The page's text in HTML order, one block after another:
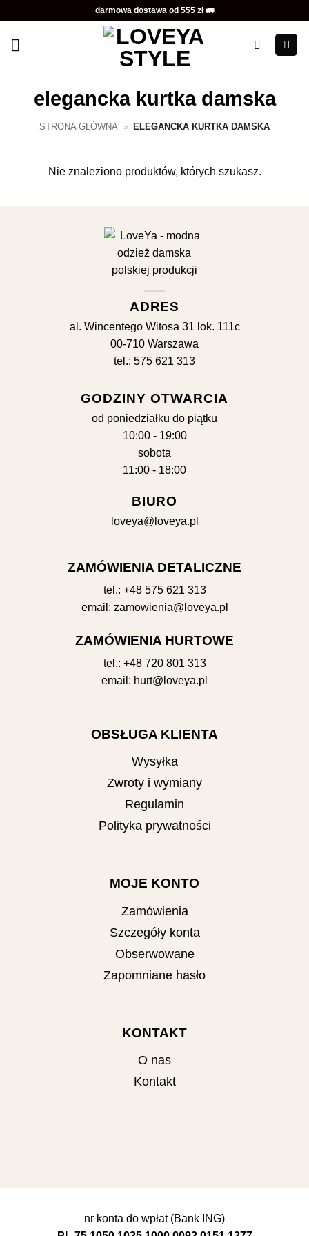
zawartości
darmowa dostawa od 555 zł 🚛
elegancka kurtka damska
STRONA GŁÓWNA » ELEGANCKA KURTKA DAMSKA
Nie znaleziono produktów, których szukasz.
ADRES
al. Wincentego Witosa 31 lok. 111c
00-710 Warszawa
tel.: 575 621 313
GODZINY OTWARCIA
od poniedziałku do piątku
10:00 - 19:00
sobota
11:00 - 18:00
BIURO
loveya@loveya.pl
ZAMÓWIENIA DETALICZNE
tel.: +48 575 621 313
email: zamowienia@loveya.pl
ZAMÓWIENIA HURTOWE
tel.: +48 720 801 313
email: hurt@loveya.pl
OBSŁUGA KLIENTA
Wysyłka
Zwroty i wymiany
Regulamin
Polityka prywatności
MOJE KONTO
Zamówienia
Szczegóły konta
Obserwowane
Zapomniane hasło
KONTAKT
O nas
Kontakt
nr konta do wpłat (Bank ING)